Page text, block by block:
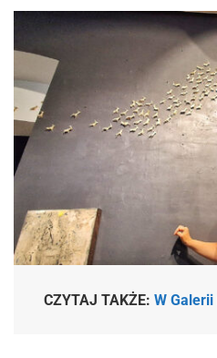
CZYTAJ TAKŻE: W Galerii